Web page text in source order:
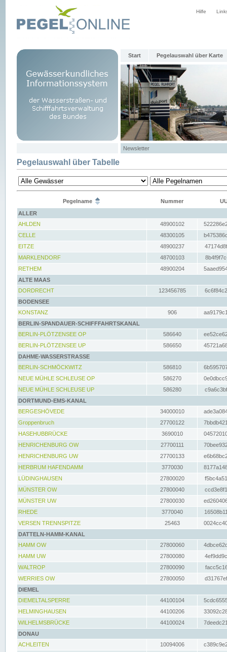
Hilfe
Start Pegelauswahl über Karte
Newsletter
Pegelauswahl über Tabelle
Pegelname Nummer
ALLER
AHLDEN
48900102
CELLE
48300105
EITZE
48900237
MARKLENDORF
48700103
RETHEM
48900204
ALTE MAAS
DORDRECHT
123456785
BODENSEE
KONSTANZ
906
BERLIN-SPANDAUER-SCHIFFFAHRTSKANAL
BERLIN-PLÖTZENSEE OP
586640
BERLIN-PLÖTZENSEE UP
586650
DAHME-WASSERSTRASSE
BERLIN-SCHMÖCKWITZ
586810
NEUE MÜHLE SCHLEUSE OP
586270
NEUE MÜHLE SCHLEUSE UP
586280
DORTMUND-EMS-KANAL
BERGESHÖVEDE
34000010
Groppenbruch
27700122
HASEHUBBRÜCKE
3690010
HENRICHENBURG OW
27700111
HENRICHENBURG UW
27700133
HERBRUM HAFENDAMM
3770030
LÜDINGHAUSEN
27800020
MÜNSTER OW
27800040
MÜNSTER UW
27800030
RHEDE
3770040
VERSEN TRENNSPITZE
25463
DATTELN-HAMM-KANAL
HAMM OW
27800060
HAMM UW
27800080
WALTROP
27800090
WERRIES OW
27800050
DIEMEL
DIEMELTALSPERRE
44100104
HELMINGHAUSEN
44100206
WILHELMSBRÜCKE
44100024
DONAU
ACHLEITEN
10094006